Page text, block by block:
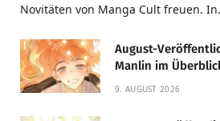
Novitäten von Manga Cult freuen.
August-
Manlin im
9. AUGUST 2026